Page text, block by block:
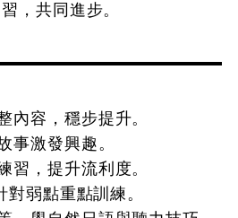
，共同進步。
內容，穩步提升。
事激發興趣。
習，提升流利度。
對弱點重點訓練。